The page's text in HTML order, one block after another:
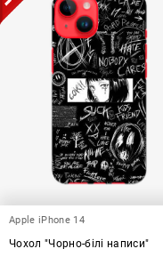
Apple iPhone 14
Чохол "Чорно-білі написи"